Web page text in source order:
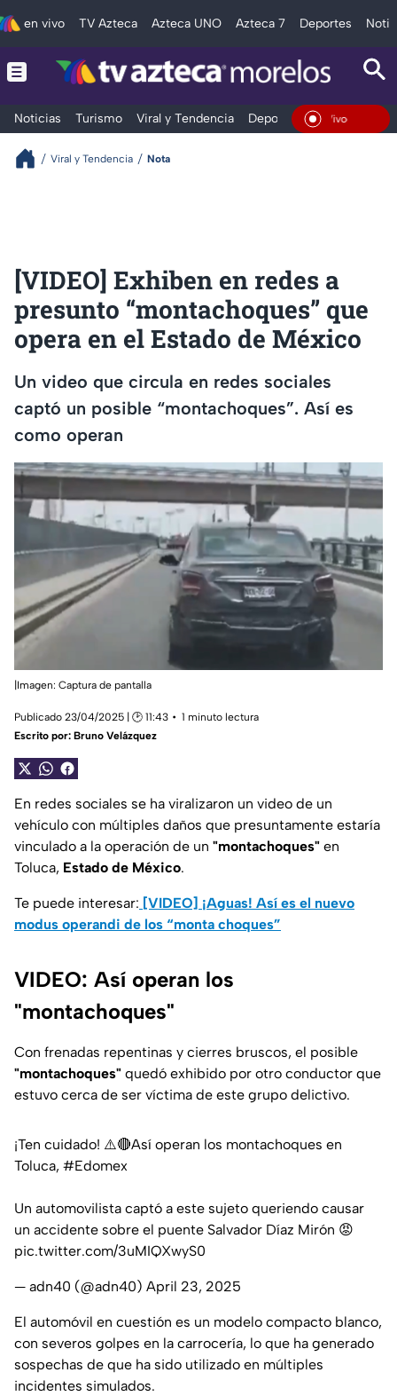
en vivo TV Azteca Azteca UNO Azteca 7 Deportes
Noticias Turismo Viral y Tendencia Deportes Espectáculos
En Vivo
Viral y Tendencia Nota
[VIDEO] Exhiben en redes a
presunto “montachoques” que
opera en el Estado de México
Un video que circula en redes sociales
captó un posible “montachoques”. Así es
como operan
|Imagen: Captura de pantalla
Publicado 23/04/2025 | 🕑 11:43
1 minuto lectura
Escrito por: Bruno Velázquez
En redes sociales se ha viralizaron un video de un
vehículo con múltiples daños que presuntamente estaría
vinculado a la operación de un "montachoques" en
Toluca, Estado de México.
Te puede interesar: [VIDEO] ¡Aguas! Así es el nuevo
modus operandi de los “monta choques”
VIDEO: Así operan los
"montachoques"
Con frenadas repentinas y cierres bruscos, el posible
"montachoques" quedó exhibido por otro conductor que
estuvo cerca de ser víctima de este grupo delictivo.
¡Ten cuidado! ⚠️🔴Así operan los montachoques en
Toluca, #Edomex
Un automovilista captó a este sujeto queriendo causar
un accidente sobre el puente Salvador Díaz Mirón 😡
pic.twitter.com/3uMIQXwyS0
— adn40 (@adn40) April 23, 2025
El automóvil en cuestión es un modelo compacto blanco,
con severos golpes en la carrocería, lo que ha generado
sospechas de que ha sido utilizado en múltiples
incidentes simulados.